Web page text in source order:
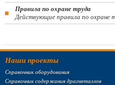
Правила по охране труда
Действующие правила по
Наши проекты
Справочник оборудования
Справочник содержания драгметаллов